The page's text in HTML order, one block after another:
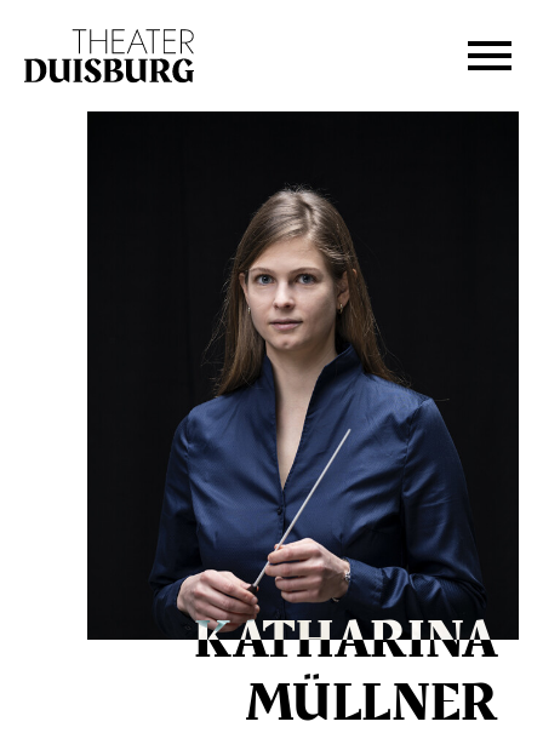
Zur Hauptnavigation springen
Zum Footer springen
KATHARINA
MÜLLNER